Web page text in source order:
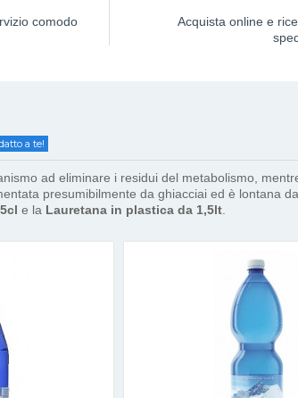
comodo
Acquista online e
a te!
ad eliminare i residui del metabolismo,
presumibilmente da ghiacciai ed è lontana
e la Lauretana in plastica da 1,5lt.